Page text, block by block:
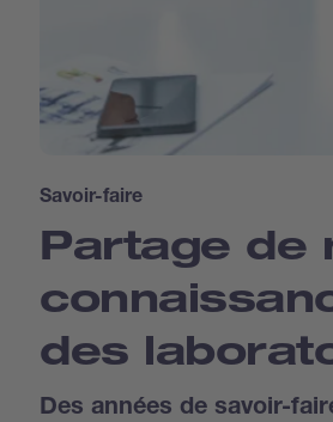
Savoir-faire
Partage de
des
Des années de savoir-